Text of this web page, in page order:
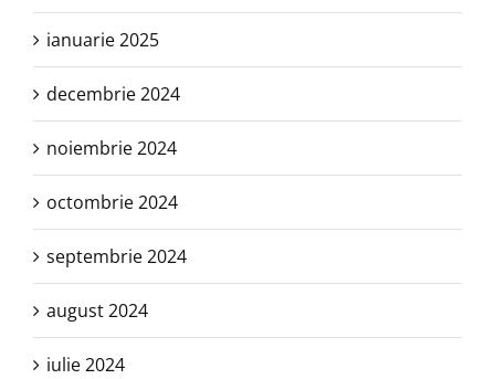
ianuarie 2025
decembrie 2024
noiembrie 2024
octombrie 2024
septembrie 2024
august 2024
iulie 2024